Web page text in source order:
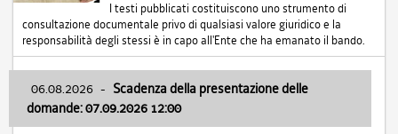
I testi pubblicati costituiscono uno strumento di
consultazione documentale privo di qualsiasi valore giuridico e la
responsabilità degli stessi è in capo all'Ente che ha emanato il bando.
06.08.2026 - Scadenza della presentazione delle
domande: 07.09.2026 12:00